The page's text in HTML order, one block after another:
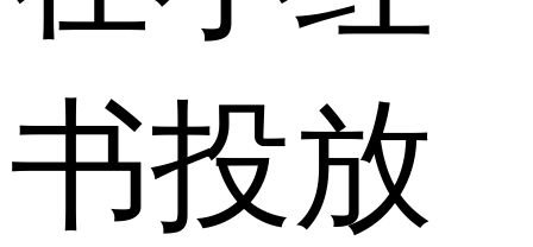
书投放